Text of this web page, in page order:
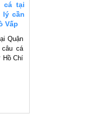
cá tại
lý cần
Vấp
Quận
cá
Hồ Chí